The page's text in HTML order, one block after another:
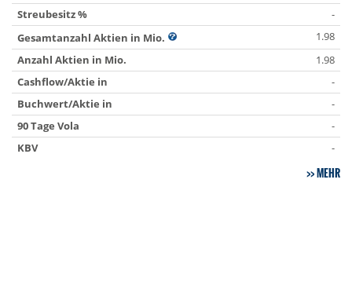
Streubesitz %
-
Gesamtanzahl Aktien in Mio.
1.98
Anzahl Aktien in Mio.
1.98
Cashflow/Aktie in
-
Buchwert/Aktie in
-
90 Tage Vola
-
KBV
-
MEHR